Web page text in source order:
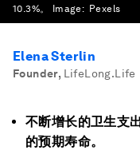
10.3%。
Image: Pexels
Elena Sterlin
Founder, LifeLong.Life
不断增长的卫生支
的预期寿命。